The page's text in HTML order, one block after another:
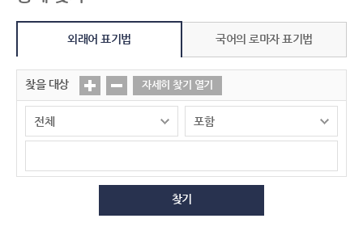
외래어 표기법 국어의 로마자 표기법
찾을 대상 자세히 찾기 열기
찾기